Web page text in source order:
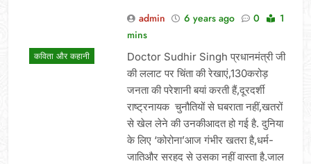
कविता और कहानी
admin 6 years ago 0
1
mins
Doctor Sudhir Singh प्रधानमंत्री जी
की ललाट पर चिंता की रेखाएं,130करोड़
जनता की परेशानी बयां करती हैं,दूरदर्शी
राष्ट्रनायक चुनौतियों से घबराता नहीं,खतरों
से खेल लेने की उनकीआदत हो गई है. दुनिया
के लिए ‘कोरोना’आज गंभीर खतरा है,धर्म-
जातिऔर सरहद से उसका नहीं वास्ता है.जाल